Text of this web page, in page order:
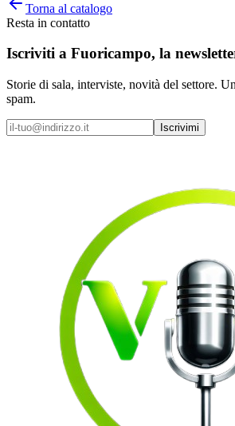
Torna al catalogo
Resta in contatto
Iscriviti a Fuoricampo, la
Storie di sala, interviste, novità del settore.
spam.
Iscrivimi